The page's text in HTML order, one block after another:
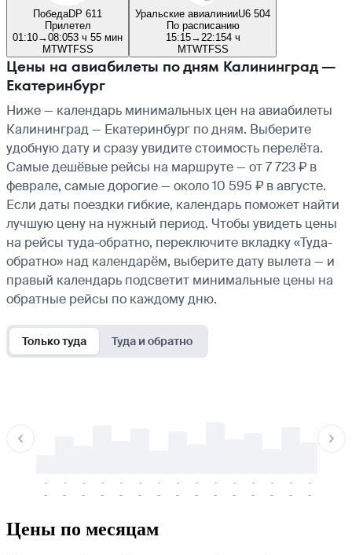
ПобедаDP 611
Прилетел
01:10→08:053 ч 55 мин
MTWTFSS
Уральские авиалинииU6 504
По расписанию
15:15→ 22:154 ч
MTWTFSS
Цены на авиабилеты по дням Калининград —
Екатеринбург
Ниже — календарь минимальных цен на авиабилеты
Калининград — Екатеринбург по дням. Выберите
удобную дату и сразу увидите стоимость перелёта.
Самые дешёвые рейсы на маршруте — от 7 723 ₽ в
феврале, самые дорогие — около 10 595 ₽ в августе.
Если даты поездки гибкие, календарь поможет найти
лучшую цену на нужный период. Чтобы увидеть цены
на рейсы туда-обратно, переключите вкладку «Туда-
обратно» над календарём, выберите дату вылета — и
правый календарь подсветит минимальные цены на
обратные рейсы по каждому дню.
Только туда Туда и обратно
-
-
-
-
-
-
-
-
-
-
-
-
-
-
-
-
-
-
-
-
-
-
-
-
-
-
-
-
-
-
Цены по месяцам